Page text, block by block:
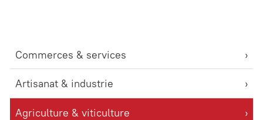
Commerces & services
Artisanat & industrie
Agriculture & viticulture